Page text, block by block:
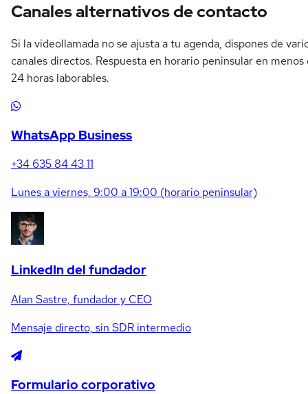
Canales alternativos de contacto
Si la videollamada no se ajusta a tu agenda, dispones de
canales directos. Respuesta en horario peninsular en menos
24 horas laborables.
WhatsApp Business
+34 635 84 43 11
Lunes a viernes, 9:00 a 19:00 (horario peninsular)
LinkedIn del fundador
Alan Sastre, fundador y CEO
Mensaje directo, sin SDR intermedio
Formulario corporativo